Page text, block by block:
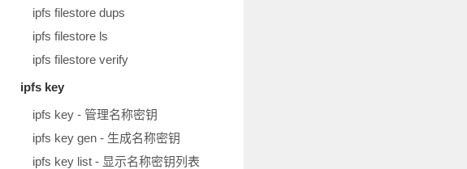
ipfs filestore dups
ipfs filestore ls
ipfs filestore verify
ipfs key
ipfs key - 管理名称密钥
ipfs key gen - 生成名称密钥
ipfs key list - 显示名称密钥列表